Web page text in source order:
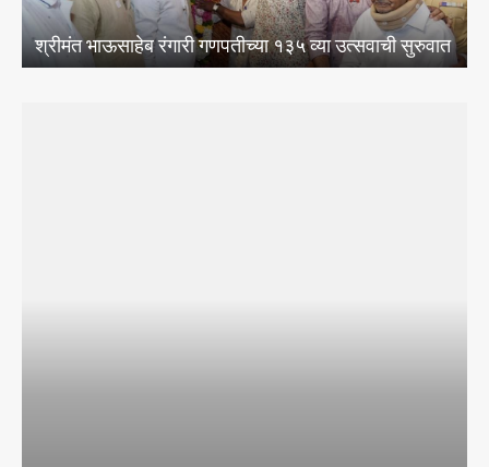
श्रीमंत भाऊसाहेब रंगारी गणपतीच्या १३५ व्या उत्सवाची सुरुवात